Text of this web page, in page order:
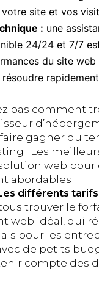
site et vos
: une
24/24 et 7/7
du site
pas comment
gagner du
: Les
web pour
abordables
différents tarifs
trouver le
web idéal, qui
pour les
de petits
compte des